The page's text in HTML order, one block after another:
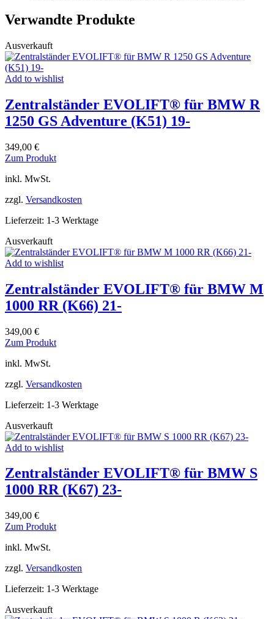
Verwandte Produkte
Ausverkauft
Add to wishlist
Zentralständer EVOLIFT® für BMW R
1250 GS Adventure (K51) 19-
349,00 €
Zum ProduktDieses
Varianten
Die
auf
der
gewählt
werden
inkl. MwSt.
zzgl. Versandkosten
Lieferzeit: 1-3 Werktage
Ausverkauft
Add to wishlist
Zentralständer EVOLIFT® für BMW M
1000 RR (K66) 21-
349,00 €
Zum ProduktDieses
Varianten
Die
auf
der
gewählt
werden
inkl. MwSt.
zzgl. Versandkosten
Lieferzeit: 1-3 Werktage
Ausverkauft
Add to wishlist
Zentralständer EVOLIFT® für BMW S
1000 RR (K67) 23-
349,00 €
Zum ProduktDieses
Varianten
Die
inkl. MwSt.
zzgl. Versandkosten
Lieferzeit: 1-3 Werktage
Ausverkauft